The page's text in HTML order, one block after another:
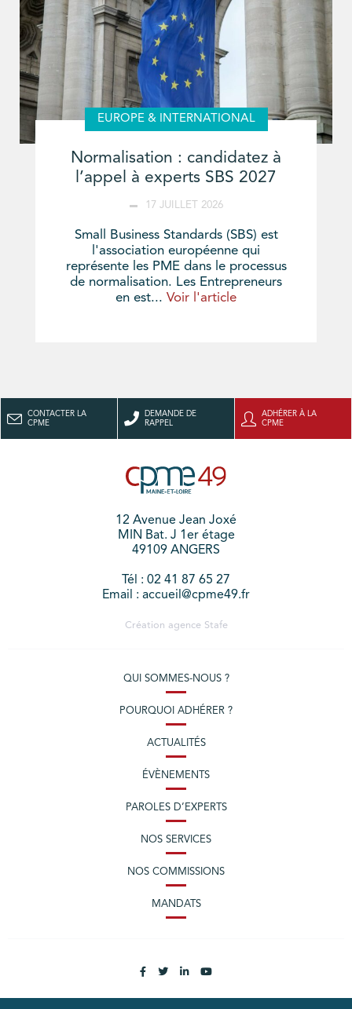
EUROPE & INTERNATIONAL
Normalisation : candidatez à
l’appel à experts SBS 2027
17 JUILLET 2026
Small Business Standards (SBS) est
l'association européenne qui
représente les PME dans le processus
de normalisation. Les Entrepreneurs
en est... Voir l'article
CONTACTER LA
CPME
DEMANDE DE
RAPPEL
ADHÉRER À LA
CPME
12 Avenue Jean Joxé
MIN Bat. J 1er étage
49109 ANGERS
Tél : 02 41 87 65 27
Email : accueil@cpme49.fr
Création agence Stafe
QUI SOMMES-NOUS ?
POURQUOI ADHÉRER ?
ACTUALITÉS
ÉVÈNEMENTS
PAROLES D’EXPERTS
NOS SERVICES
NOS COMMISSIONS
MANDATS